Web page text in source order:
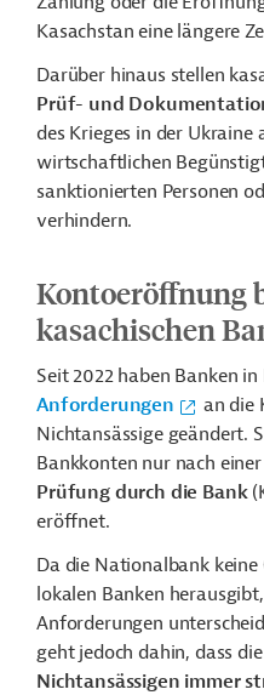
Kasachstan eine längere
Darüber hinaus stellen
Prüf- und
des Krieges in der Ukraine
wirtschaftlichen
sanktionierten Personen
verhindern.
Kontoeröffnung
kasachischen
Seit 2022 haben Banken
Anforderungen
an die
Nichtansässige geändert.
Bankkonten nur nach
Prüfung durch die Bank
eröffnet.
Da die Nationalbank
lokalen Banken
Anforderungen
geht jedoch dahin, dass die
Nichtansässigen immer